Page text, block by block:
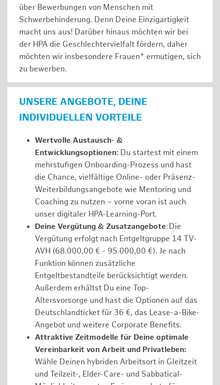
über Bewerbungen von Menschen mit
Schwerbehinderung. Denn Deine Einzigartigkeit
macht uns aus! Darüber hinaus möchten wir bei
der HPA die Geschlechtervielfalt fördern, daher
möchten wir insbesondere Frauen* ermutigen, sich
zu bewerben.
UNSERE ANGEBOTE, DEINE
INDIVIDUELLEN VORTEILE
Wertvolle Austausch- &
Entwicklungsoptionen: Du startest mit einem
mehrstufigen Onboarding-Prozess und hast
die Chance, vielfältige Online- oder Präsenz-
Weiterbildungsangebote wie Mentoring und
Coaching zu nutzen – vorne voran ist auch
unser digitaler HPA-Learning-Port.
Deine Vergütung & Zusatzangebote: Die
Vergütung erfolgt nach Entgeltgruppe 14 TV-
AVH (68.000,00 € - 95.000,00 €). Je nach
Funktion können zusätzliche
Entgeltbestandteile berücksichtigt werden.
Außerdem erhältst Du eine Top-
Altersvorsorge und hast die Optionen auf das
Deutschlandticket für 36 €, das Lease-a-Bike-
Angebot und weitere Corporate Benefits.
Attraktive Zeitmodelle für Deine optimale
Vereinbarkeit von Arbeit und Privatleben:
Wähle Deinen hybriden Arbeitsort in Gleitzeit
und Teilzeit-, Elder-Care- und Sabbatical-